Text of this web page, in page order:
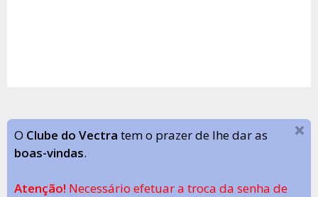
O Clube do Vectra tem o prazer de lhe dar as
boas-vindas.
Atenção! Necessário efetuar a troca da senha de